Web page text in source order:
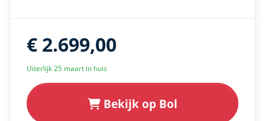
€ 2.699,00
Uiterlijk 25 maart in huis
Bekijk op Bol